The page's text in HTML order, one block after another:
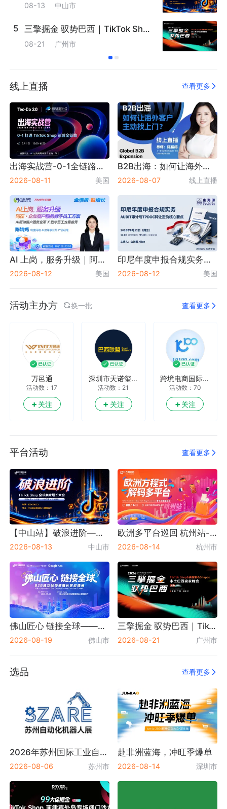
08-13 中山市
5 三擎掘金 驭势巴西｜TikTok Shop&美客多&Shopee本土巴西卖家峰会 广州站
08-21 广州市
线上直播 查看更多
出海实战营-0-1全链路出海运营
2026-08-11 美国
B2B出海：如何让海外客户主动找上门？
2026-08-07 线上直播
AI 上岗，服务升级｜阿在・企业客户服务数字员工方案重磅首秀！
2026-08-12 美国
印尼年度申报合规实务：AUDIT审计与TPDOC转让定价核心要点【出海】
2026-08-12 美国
活动主办方 换一批 查看更多
郑州新商展览有
限公司
活动数：4
+ 关注
北京企兴展览有
限公司
活动数：2
三头六臂卖家联
盟
活动数：20
关注
万邑通
活动数：17
+ 关注
深圳市天诺玺科
技有限公司
活动数：21
+ 关注
跨境电商国际活
动
活动数：70
+ 关注
深圳智美科技
活动数：27
+关注
跨境活动圈
活动数：999+
+ 关注
大数跨境的朋友
们
活动数：166
+关注
LoveAd爱竞
活动数：16
+关注
大数跨境
活动数：206
+ 关注
火象传媒
活动数：4
+ 关注
麦斯国际
关注
泰嘉展聚
+关注
活动数：4
+ 关注
活动数：17
+
平台活动 查看更多
【中山站】破浪进阶——TikTok Shop全球卖家增长大会---十城巡回
2026-08-13 中山市
欧洲多平台巡回 杭州站-TikTok&Otto&About You&allegro&manomano
2026-08-14 杭州市
佛山匠心 链接全球——B2B独立站外贸增长实战峰会
2026-08-19 佛山市
三擎掘金 驭势巴西｜TikTok Shop&美客多&Shopee本土巴西卖家峰会 广州站
2026-08-21 广州市
选品 查看更多
2026年苏州国际工业自动化及机器人展览会
2026-08-06 苏州市
赴非洲蓝海，冲旺季爆单
2026-08-14 深圳市